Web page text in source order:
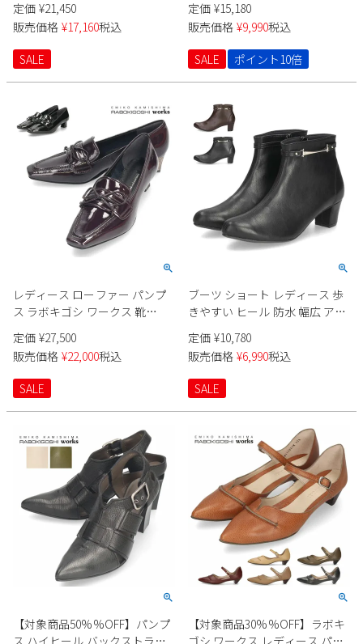
2
3 6 7
16
20 21
22
23
24 25 26 27 28
29
30
2026 年9月
日 月 火 木
1
4
7 8 10 11
12
14 17 18
19
21
新規会員登録
プライバシーポリシー
特定商取引法に基づく表示
お問い合わせ
防寒 保温 MINNETONKA
NOREAN ノリーン 81101 81105
定価 ¥21,450
販売価格 ¥17,160税込
SALE
Parade ダークブラウン ブラッ
ク 編み上げブーツ ファスナー
付き
定価 ¥15,180
販売価格 ¥9,990税込
SALE
ポイント10倍
レディース ローファー パンプ
ス ラボキゴシ ワークス 靴
12784 ブラック 黒 ダークパープ
ル 4cm ヒール レザー 本革 日本
製 RABOKIGOSHI works
定価 ¥27,500
販売価格 ¥22,000税込
SALE
ブーツ ショート レディース 歩
きやすい ヒール 防水 幅広 アン
クルブーツ チャンキヒール ア
ーモンドトゥ センターシーム
ビットデザイン 上品 Tete-a-
Tete 5811 黒 茶 ブラック ダーク
ブラウン
定価 ¥10,780
販売価格 ¥6,990税込
SALE
【対象商品50%%OFF】パンプ
【対象商品30%%OFF】ラボキ